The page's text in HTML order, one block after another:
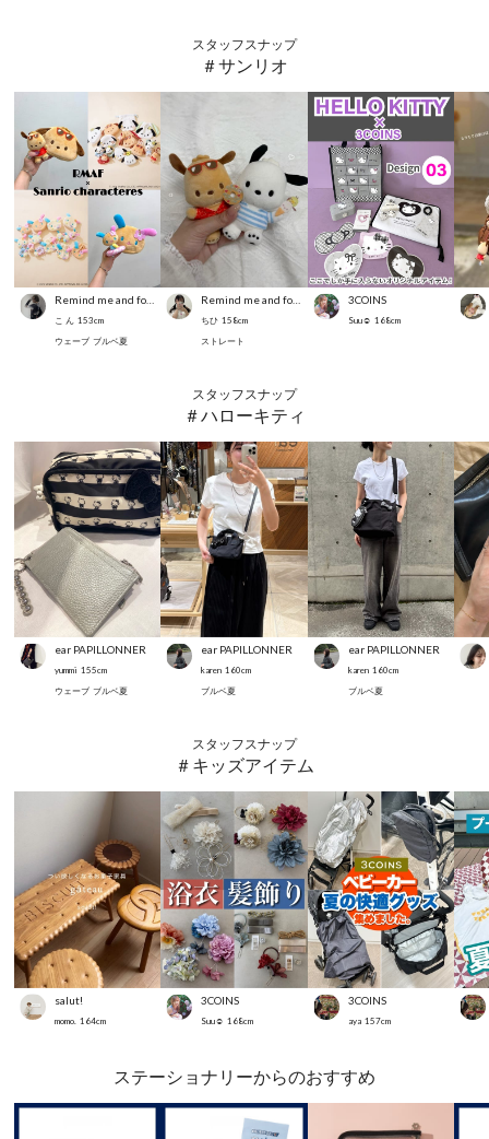
スタッフスナップ
＃サンリオ
こ ん 153cm
ウェーブ ブルベ夏
ちひ 158cm
ストレート
3COINS
Suu☺︎ 168cm
スタッフスナップ
＃ハローキティ
ear PAPILLONNER
yummi 155cm
ウェーブ ブルベ夏
ear PAPILLONNER
karen 160cm
ブルベ夏
ear PAPILLONNER
karen 160cm
ブルベ夏
スタッフスナップ
＃キッズアイテム
salut!
momo. 164cm
3COINS
Suu☺︎ 168cm
3COINS
aya 157cm
ステーショナリーからのおすすめ